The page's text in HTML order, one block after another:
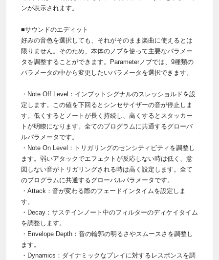
ンが表示されます。
■サウンドのエディット
好みの音色を選択しても、それがそのまま楽曲に使えるとは
限りません。そのため、本体のノブを使って主要なパラメー
タを調整することができます。Parameterノブでは、9種類の
パラメータの中から変更したいパラメータを選択できます。
・Note Off Level：インプットシグナルのスレッショルドを設
定します。この値を下回るとシンセサイザーの音が停止しま
す。低くするとノートが長く持続し、高くするとスタッカー
トが明瞭になります。全てのプログラムに共通するグローバ
ルパラメータです。
・Note On Level：トリガリングのセンシティビティを調整し
ます。弱いアタックでエフェクトが反応しない時は低く、意
図しない音がトリガリングされる時は高く設定します。全て
のプログラムに共通するグローバルパラメータです。
・Attack：音が変わる際のフェードインタイムを設定しま
す。
・Decay：サステインノート中のフィルターのディケイタイム
を調整します。
・Envelope Depth：音の輪郭の明るさやスムースさを調整し
ます。
・Dynamics：ダイナミックなプレイに対するレスポンスを調